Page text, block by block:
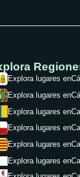
Explora lugares en
Explora lugares en
Explora lugares en
Explora lugares en
Explora lugares en
Explora lugares en